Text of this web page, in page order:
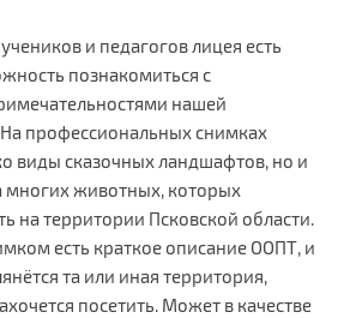
и педагогов лицея есть
познакомиться с
нашей
профессиональных снимках
виды сказочных ландшафтов, но и
многих животных, которых
на территории Псковской области.
есть краткое описание ООПТ, и
та или иная территория,
посетить. Может в качестве